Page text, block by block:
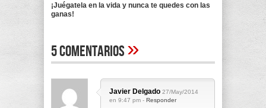
¡Juégatela en la vida y nunca te quedes con las
ganas!
5 Comentarios»
Javier Delgado 27/May/2014
en 9:47 pm - Responder